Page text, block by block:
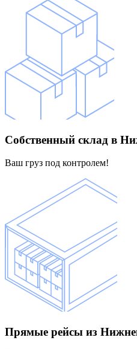
Собственный склад в
Ваш груз под контролем!
Прямые рейсы из